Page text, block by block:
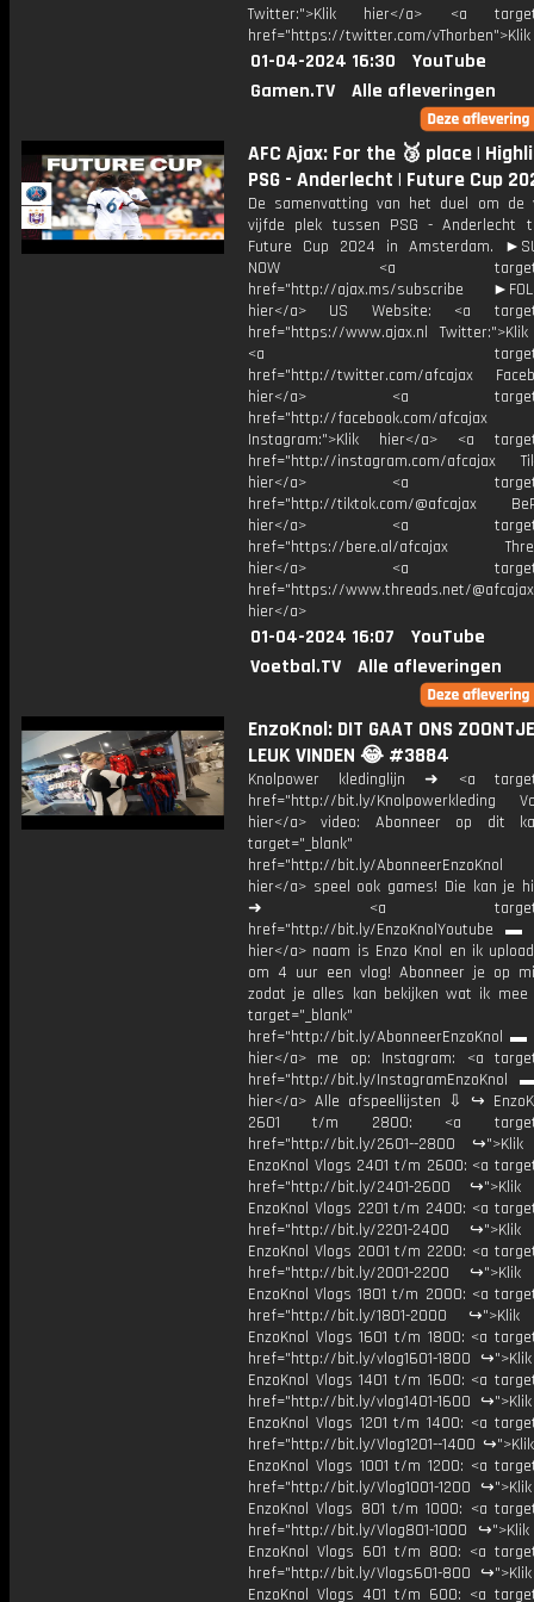
Twitter:">Klik hier</a> <a
href="https://twitter.com/
01-04-2024 16:30
YouTube
Gamen.TV
Alle afleveringen
AFC Ajax: For the 🥉 place |
PSG - Anderlecht | Future Cup
De samenvatting van het duel om de
vijfde plek tussen PSG - Anderlecht
Future Cup 2024 in Amsterdam.
NOW <a
href="http://ajax.ms/subscribe
hier</a> US Website: <a
href="https://www.ajax.nl
<a
href="http://twitter.com/afcajax
hier</a> <a
href="http://facebook.com/afcajax
Instagram:">Klik hier</a> <a
href="http://instagram.com/afcajax
hier</a> <a
href="http://tiktok.com/@afcajax
hier</a> <a
href="https://bere.al/afcajax
hier</a> <a
href="https://www.threads.net/
hier</a>
01-04-2024 16:07
YouTube
Voetbal.TV
Alle afleveringen
EnzoKnol: DIT GAAT ONS
LEUK VINDEN 😂 #3884
Knolpower kledinglijn ➜ <a
href="http://bit.ly/Knolpowerkleding
hier</a> video: Abonneer op dit
target="_blank"
href="http://bit.ly/
hier</a> speel ook games! Die kan je
➜ <a
href="http://bit.ly/EnzoKnolYoutube ▬
hier</a> naam is Enzo Knol en ik
om 4 uur een vlog! Abonneer je op
zodat je alles kan bekijken wat ik mee
target="_blank"
href="http://bit.ly/AbonneerEnzoKnol ▬
hier</a> me op: Instagram: <a
href="http://bit.ly/InstagramEnzoKnol
hier</a> Alle afspeellijsten ⇩ ↪
2601 t/m 2800: <a
href="http://bit.ly/2601--2800
EnzoKnol Vlogs 2401 t/m 2600: <a
href="http://bit.ly/2401-2600 ↪">Klik
EnzoKnol Vlogs 2201 t/m 2400: <a
href="http://bit.ly/2201-2400 ↪">Klik
EnzoKnol Vlogs 2001 t/m 2200: <a
href="http://bit.ly/2001-2200 ↪">Klik
EnzoKnol Vlogs 1801 t/m 2000: <a
href="http://bit.ly/1801-2000 ↪">Klik
EnzoKnol Vlogs 1601 t/m 1800: <a
href="http://bit.ly/vlog1601-1800
EnzoKnol Vlogs 1401 t/m 1600: <a
href="http://bit.ly/vlog1401-1600
EnzoKnol Vlogs 1201 t/m 1400: <a
href="http://bit.ly/Vlog1201--1400
EnzoKnol Vlogs 1001 t/m 1200: <a
href="http://bit.ly/Vlog1001-1200
EnzoKnol Vlogs 801 t/m 1000: <a
href="http://bit.ly/Vlog801-1000
EnzoKnol Vlogs 601 t/m 800: <a
href="http://bit.ly/Vlogs601-800
EnzoKnol Vlogs 401 t/m 600: <a